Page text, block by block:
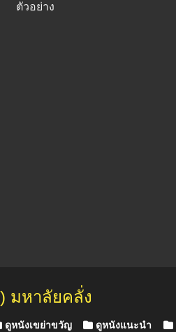
ตัวอย่าง
มหาลัยคลั่ง
ดูหนังเขย่าขวัญ ดูหนังแนะนำ